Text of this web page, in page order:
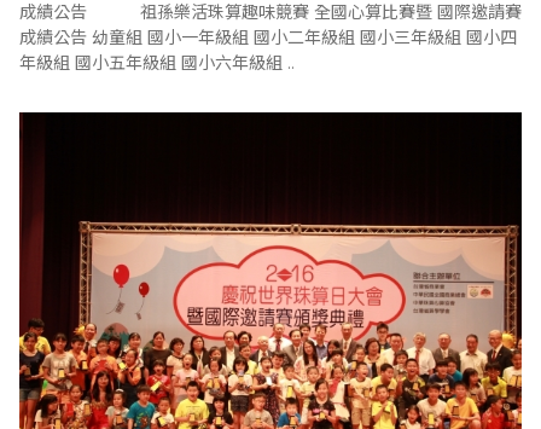
成績公告 祖孫樂活珠算趣味競賽 全國心算比賽暨 國際邀請賽
成績公告 幼童組 國小一年級組 國小二年級組 國小三年級組 國小四
年級組 國小五年級組 國小六年級組 ..